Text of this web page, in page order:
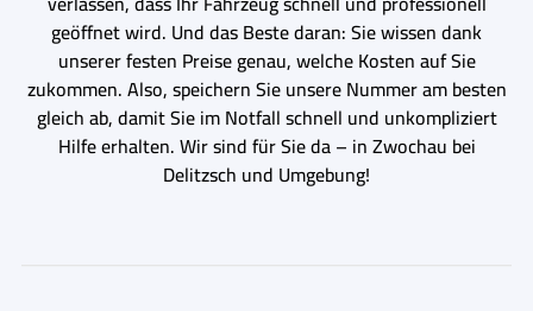
geöffnet wird. Und das Beste daran: Sie wissen dank
unserer festen Preise genau, welche Kosten auf Sie
zukommen. Also, speichern Sie unsere Nummer am besten
gleich ab, damit Sie im Notfall schnell und unkompliziert
Hilfe erhalten. Wir sind für Sie da – in Zwochau bei
Delitzsch und Umgebung!